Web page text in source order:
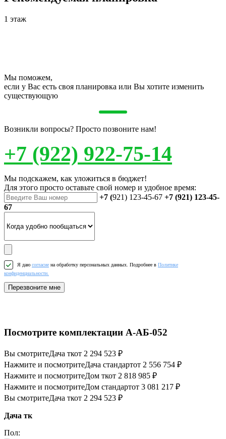
1 этаж
Мы поможем,
если у Вас есть своя планировка или Вы хотите изменить
существующую
Возникли вопросы? Просто позвоните нам!
+7 (922) 922-75-14
Мы подскажем, как уложиться в бюджет!
Для этого просто оставьте свой номер и удобное время:
+7 (921) 123-45-67 +7 (921) 123-45-
67
Я даю согласие на обработку персональных данных. Подробнее в Политике
конфиденциальности.
Перезвоните мне
Посмотрите комплектации А-АБ-052
Вы смотритеДача ткот 2 294 523 ₽
Нажмите и посмотритеДача стандартот 2 556 754 ₽
Нажмите и посмотритеДом ткот 2 818 985 ₽
Нажмите и посмотритеДом стандартот 3 081 217 ₽
Вы смотритеДача ткот 2 294 523 ₽
Дача тк
Пол: